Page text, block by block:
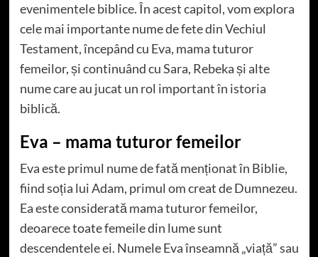
evenimentele biblice. În acest capitol, vom explora
cele mai importante nume de fete din Vechiul
Testament, începând cu Eva, mama tuturor
femeilor, și continuând cu Sara, Rebeka și alte
nume care au jucat un rol important în istoria
biblică.
Eva – mama tuturor femeilor
Eva este primul nume de fată menționat în Biblie,
fiind soția lui Adam, primul om creat de Dumnezeu.
Ea este considerată mama tuturor femeilor,
deoarece toate femeile din lume sunt
descendentele ei. Numele Eva înseamnă „viață” sau